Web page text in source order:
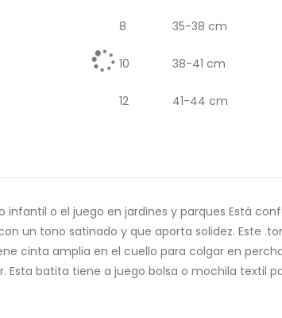
8 35-38 cm
10 38-41 cm
12 41-44 cm
o el juego en jardines y parques Está
un tono satinado y que aporta solidez. Este
cinta amplia en el cuello para colgar en
batita tiene a juego bolsa o mochila textil